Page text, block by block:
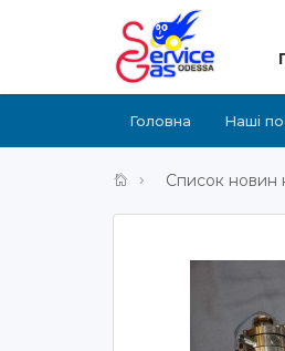
Головна Наші
Список новин